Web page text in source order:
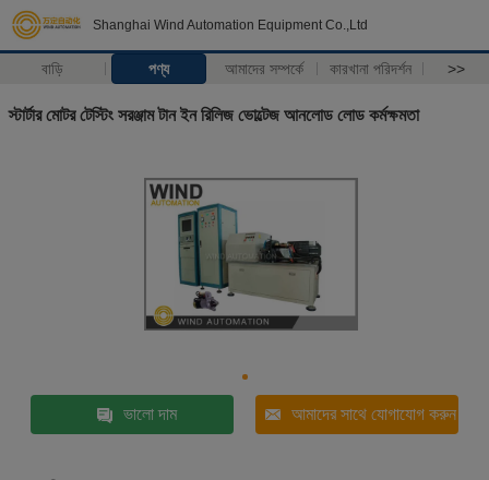
Shanghai Wind Automation Equipment Co.,Ltd
বাড়ি পণ্য আমাদের সম্পর্কে কারখানা পরিদর্শন >>
স্টার্টার মোটর টেস্টিং সরঞ্জাম টান ইন রিলিজ ভোল্টেজ আনলোড লোড কর্মক্ষমতা
ভালো দাম আমাদের সাথে যোগাযোগ করুন